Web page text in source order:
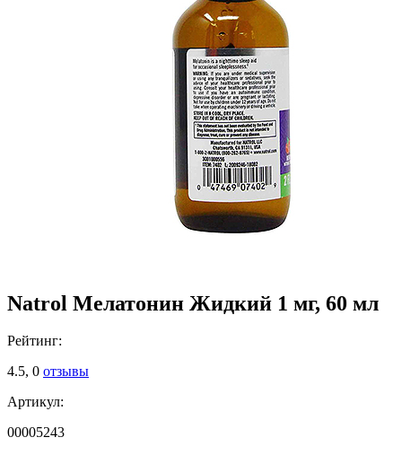
Natrol Мелатонин Жидкий 1 мг, 60 мл
Рейтинг:
4.5, 0 отзывы
Артикул:
00005243